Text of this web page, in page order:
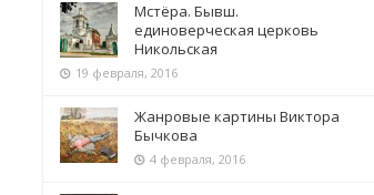
Мстёра. Бывш.
единоверческая церковь
Никольская
19 февраля, 2016
Жанровые картины Виктора
Бычкова
4 февраля, 2016